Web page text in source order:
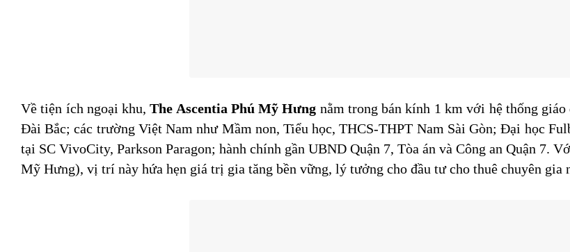
Về tiện ích ngoại khu,The Ascentia Phú Mỹ Hưng nằm trong bán kính 1 km với hệ thống giáo
Đài Bắc; các trường Việt Nam như Mầm non, Tiểu học, THCS-THPT Nam Sài Gòn; Đại học
tại SC VivoCity, Parkson Paragon; hành chính gần UBND Quận 7, Tòa án và Công an Quận 7.
Mỹ Hưng), vị trí này hứa hẹn giá trị gia tăng bền vững, lý tưởng cho đầu tư cho thuê chuyên gia